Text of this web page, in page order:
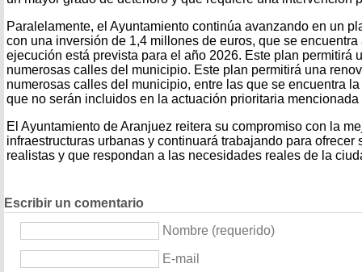
Paralelamente, el Ayuntamiento continúa avanzando en un
con una inversión de 1,4 millones de euros, que se
ejecución está prevista para el año 2026. Este plan permitirá
numerosas calles del municipio. Este plan permitirá una
numerosas calles del municipio, entre las que se encuentra
que no serán incluidos en la actuación prioritaria mencionada
El Ayuntamiento de Aranjuez reitera su compromiso con la
infraestructuras urbanas y continuará trabajando para ofrecer
realistas y que respondan a las necesidades reales de la
Escribir un comentario
Nombre (requerido)
E-mail